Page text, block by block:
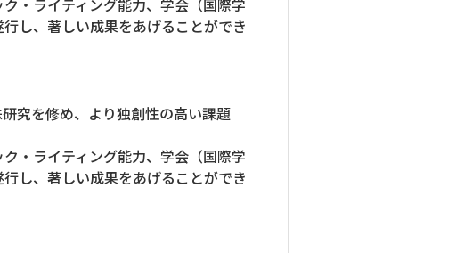
・ライティング能力、学会（国際学
し、著しい成果をあげることができ
究を修め、より独創性の高い課題
・ライティング能力、学会（国際学
し、著しい成果をあげることができ